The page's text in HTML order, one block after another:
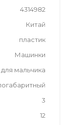
4314982
Китай
пластик
Машинки
для мальчика
3
12